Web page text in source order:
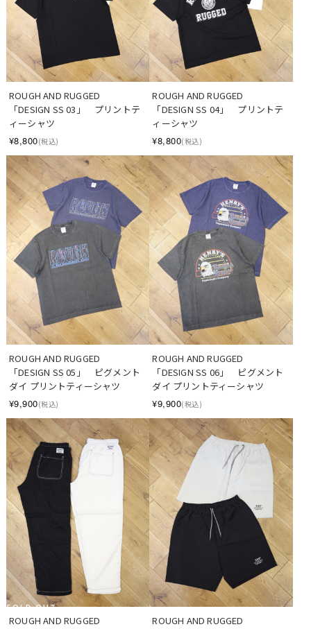
ROUGH AND RUGGED
「DESIGN SS 03」　プリントテ
ィーシャツ
¥8,800(税込)
ROUGH AND RUGGED
「DESIGN SS 04」　プリントテ
ィーシャツ
¥8,800(税込)
ROUGH AND RUGGED
「DESIGN SS 05」　ピグメント
ダイ プリントティーシャツ
¥9,900(税込)
ROUGH AND RUGGED
「DESIGN SS 06」　ピグメント
ダイ プリントティーシャツ
¥9,900(税込)
SOLD OUT
ROUGH AND RUGGED
ROUGH AND RUGGED